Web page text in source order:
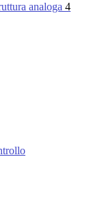
analoga 4